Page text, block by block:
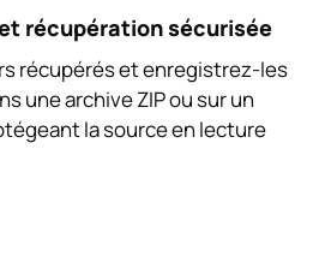
récupération sécurisée
récupérés et enregistrez-les
une archive ZIP ou sur un
la source en lecture